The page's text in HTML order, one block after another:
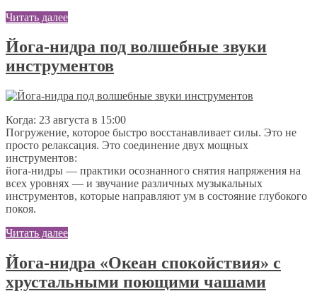
Читать далее
Йога-нидра под волшебные звуки
инструментов
Когда: 23 августа в 15:00
Погружение, которое быстро восстанавливает силы. Это не
просто релаксация. Это соединение двух мощных
инструментов:
йога-нидры — практики осознанного снятия напряжения на
всех уровнях — и звучание различных музыкальных
инструментов, которые направляют ум в состояние глубокого
покоя.
Читать далее
Йога-нидра «Океан спокойствия» с
хрустальными поющими чашами